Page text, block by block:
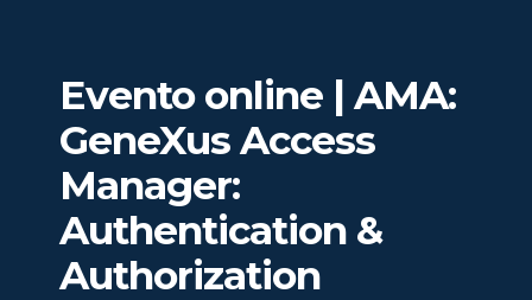
Evento online | AMA:
GeneXus Access
Manager:
Authentication &
Authorization